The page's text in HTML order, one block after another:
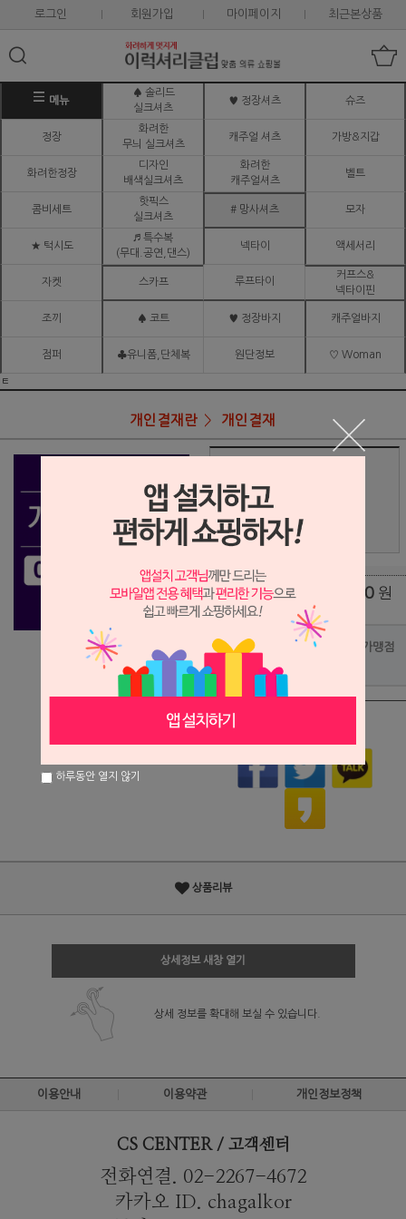
로그인 회원가입 마이페이지 최근본상품
메뉴
♠ 솔리드
실크셔츠
♥ 정장셔츠 슈즈
정장
화려한
무늬 실크셔츠
캐주얼 셔츠 가방&지갑
화려한정장
디자인
배색실크셔츠
화려한
캐주얼셔츠
벨트
콤비세트
핫픽스
실크셔츠
# 망사셔츠 모자
★ 턱시도
♬ 특수복
(무대.공연,댄스)
넥타이 액세서리
자켓 스카프 루프타이
커프스&
넥타이핀
조끼 ♠ 코트 ♥ 정장바지 캐주얼바지
점퍼 ♣유니폼,단체복 원단정보 ♡ Woman
ㅌ
개인결재란 개인결재
상품가 89,000
배송비 (조건)
총 상품 금액 0 원
포인트사용 가맹점
상품리뷰
상세정보 새창 열기
상세 정보를 확대해 보실 수 있습니다.
이용안내 이용약관 개인정보정책
CS CENTER / 고객센터
전화연결. 02-2267-4672
카카오 ID. chagalkor
하루동안 열지 않기